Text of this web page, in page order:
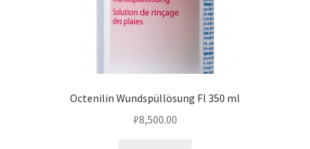
Octenilin Wundspüllösung Fl 350 ml
₽8,500.00